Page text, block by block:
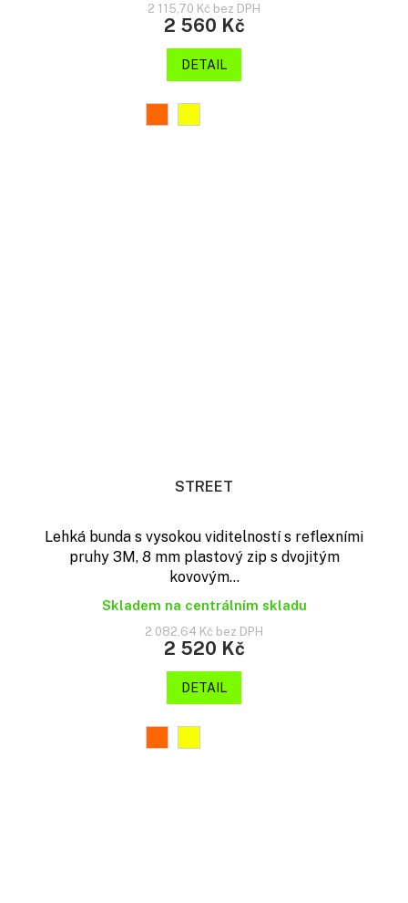
2 115,70 Kč bez DPH
2 560 Kč
DETAIL
STREET
Lehká bunda s vysokou viditelností s reflexními
pruhy 3M, 8 mm plastový zip s dvojitým
kovovým...
Skladem na centrálním skladu
2 082,64 Kč bez DPH
2 520 Kč
DETAIL